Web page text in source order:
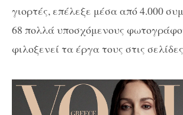
γιορτές, επέλεξε μέσα από 4.000
68 πολλά υποσχόμενους
φιλοξενεί τα έργα τους στις